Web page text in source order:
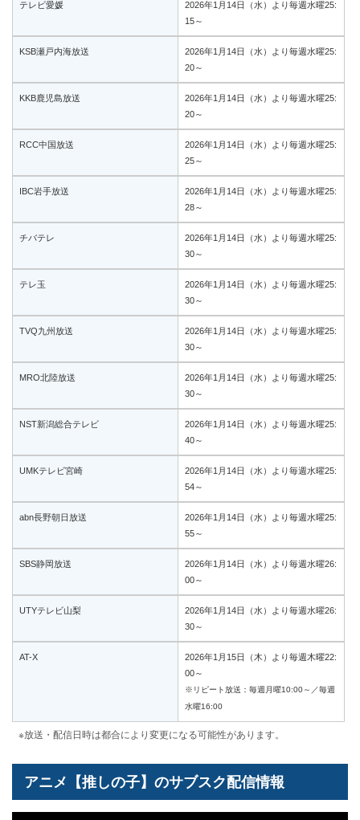
テレビ愛媛
2026年1月14日（水）より毎週水曜25:
15～
KSB瀬戸内海放送
2026年1月14日（水）より毎週水曜25:
20～
KKB鹿児島放送
2026年1月14日（水）より毎週水曜25:
20～
RCC中国放送
2026年1月14日（水）より毎週水曜25:
25～
IBC岩手放送
2026年1月14日（水）より毎週水曜25:
28～
チバテレ
2026年1月14日（水）より毎週水曜25:
30～
テレ玉
2026年1月14日（水）より毎週水曜25:
30～
TVQ九州放送
2026年1月14日（水）より毎週水曜25:
30～
MRO北陸放送
2026年1月14日（水）より毎週水曜25:
30～
NST新潟総合テレビ
2026年1月14日（水）より毎週水曜25:
40～
UMKテレビ宮崎
2026年1月14日（水）より毎週水曜25:
54～
abn長野朝日放送
2026年1月14日（水）より毎週水曜25:
55～
SBS静岡放送
2026年1月14日（水）より毎週水曜26:
00～
UTYテレビ山梨
2026年1月14日（水）より毎週水曜26:
30～
AT-X
2026年1月15日（木）より毎週木曜22:
00～
※リピート放送：毎週月曜10:00～／毎週
水曜16:00
※放送・配信日時は都合により変更になる可能性があります。
アニメ【推しの子】のサブスク配信情報